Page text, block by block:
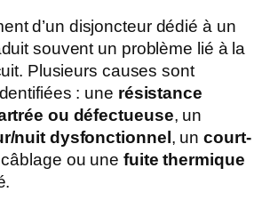
d’un disjoncteur dédié à un
souvent un problème lié à la
Plusieurs causes sont
: une résistance
ou défectueuse, un
nuit dysfonctionnel , un court-
ou une fuite thermique